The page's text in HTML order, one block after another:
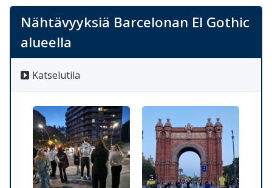
Nähtävyyksiä Barcelonan El Gothic
alueella
Katselutila